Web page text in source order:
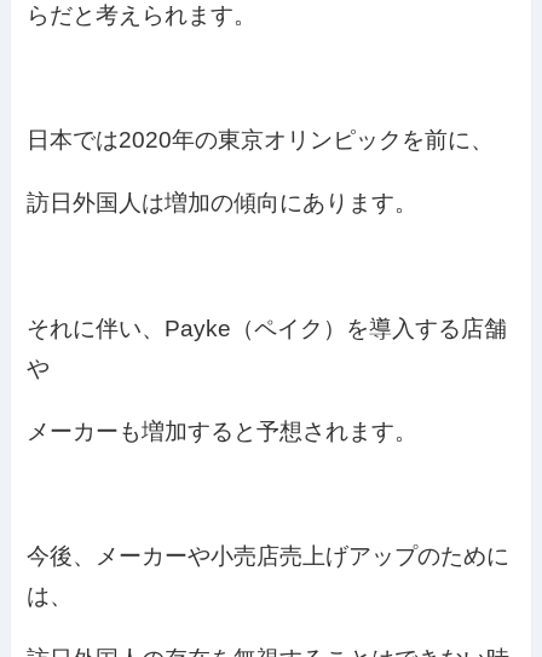
らだと考えられます。
日本では2020年の東京オリンピックを前に、
訪日外国人は増加の傾向にあります。
それに伴い、Payke（ペイク）を導入する店舗
や
メーカーも増加すると予想されます。
今後、メーカーや小売店売上げアップのために
は、